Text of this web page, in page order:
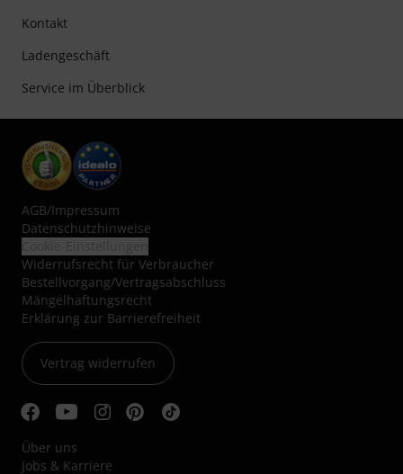
Kontakt
Ladengeschäft
Service im Überblick
AGB/Impressum
Datenschutzhinweise
Widerrufsrecht für Verbraucher
Bestellvorgang/Vertragsabschluss
Mängelhaftungsrecht
Erklärung zur Barrierefreiheit
Vertrag widerrufen
Über uns
Jobs & Karriere